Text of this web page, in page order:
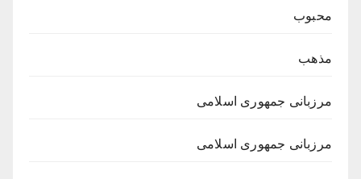
محبوب
مذهب
مرزبانی جمهوری اسلامی
مرزبانی جمهوری اسلامی